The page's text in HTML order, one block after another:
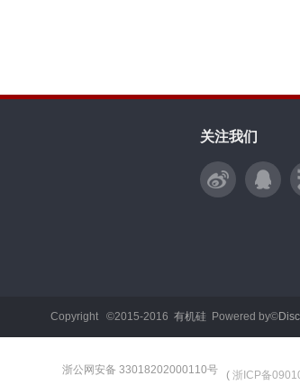
关注我们
Copyright ©2015-2016 有机硅 Powered by©
浙公网安备 33018202000110号 ( 浙ICP备